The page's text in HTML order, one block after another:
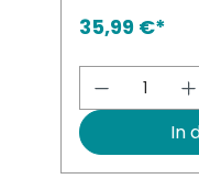
35,99 €*
Produkt
In